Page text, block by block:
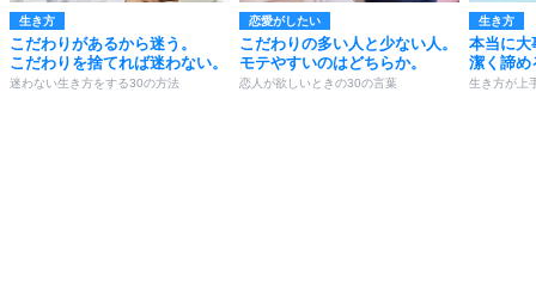
生き方
こだわりがあるから迷う。
こだわりを捨てれば迷わない。
迷わない生き方をする30の方法
恋愛がしたい
こだわりの多い人と少ない人。
モテやすいのはどちらか。
恋人が欲しいときの30の言葉
生き方
本当に大
潔く諦め
生き方が上